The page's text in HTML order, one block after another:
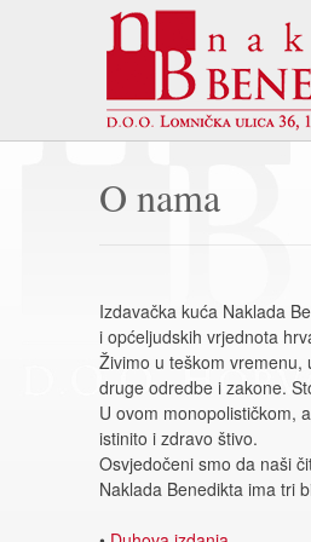
O nama
Izdavačka kuća Naklada
i općeljudskih vrjednota
Živimo u teškom vremenu,
druge odredbe i zakone.
U ovom monopolističkom,
istinito i zdravo štivo.
Osvjedočeni smo da naši
Naklada Benedikta ima tri